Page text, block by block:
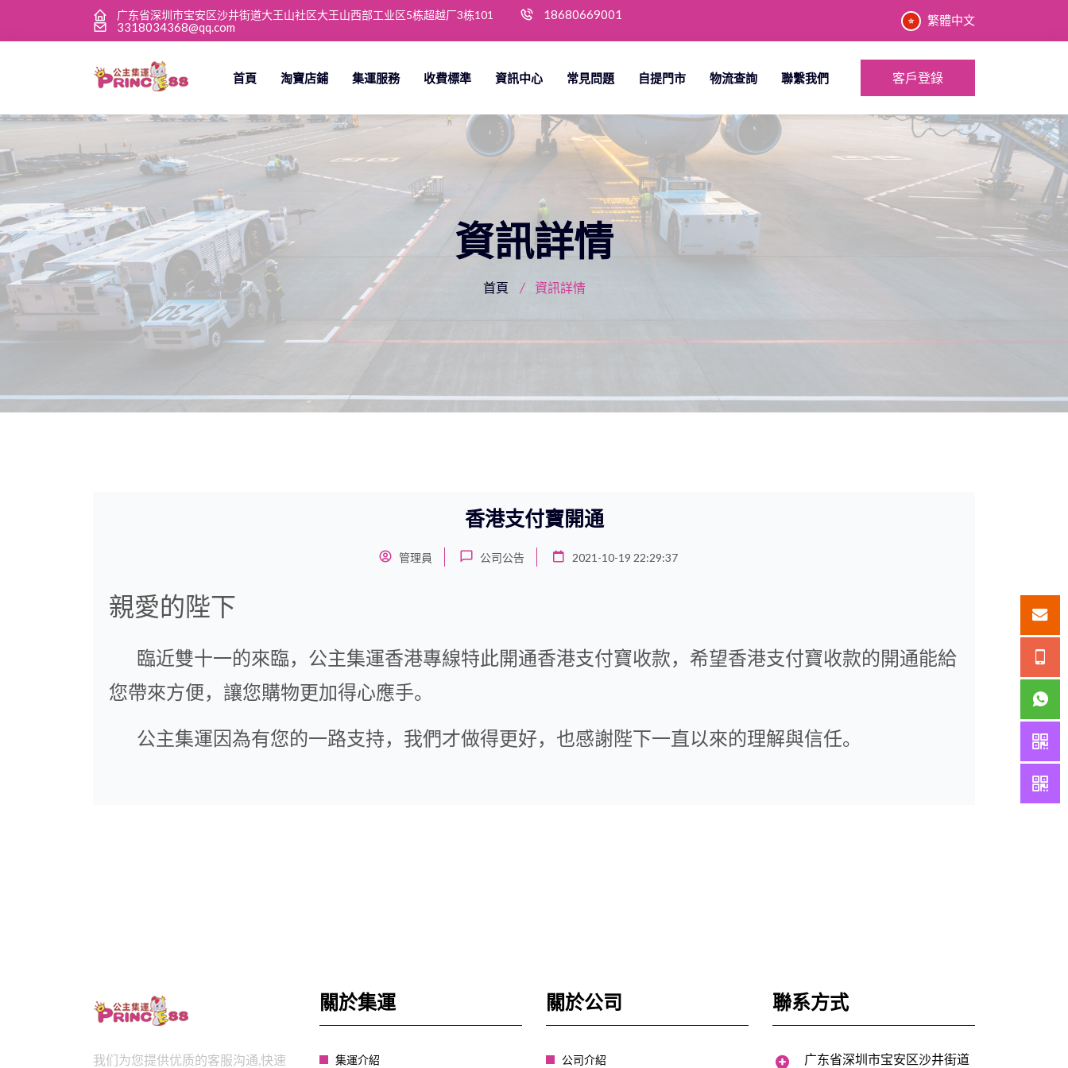
广东省深圳市宝安区沙井街道大王山社区大王山西部工业区5栋超越厂3栋101
18680669001
3318034368@qq.com
繁體中文
首頁 淘寶店鋪 集運服務 收費標準 資訊中心 常見問題 自提門市 物流查詢 聯繫我們 客戶登錄
資訊詳情
首頁 資訊詳情
香港支付寶開通
管理員 公司公告 2021-10-19 22:29:37
親愛的陛下
臨近雙十一的來臨，公主集運香港專線特此開通香港支付寶收款，希望香港支付寶收款的開通能給
您帶來方便，讓您購物更加得心應手。
公主集運因為有您的一路支持，我們才做得更好，也感謝陛下一直以來的理解與信任。
我们为您提供优质的客服沟通,快速
關於集運
集運介紹
關於公司
公司介紹
聯系方式
广东省深圳市宝安区沙井街道